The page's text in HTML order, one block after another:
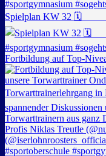
Spielplan KW 32 🗓️
Fortbildung auf Top-